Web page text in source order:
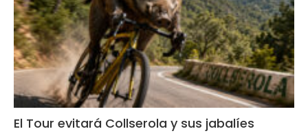
El Tour evitará Collserola y sus jabalíes